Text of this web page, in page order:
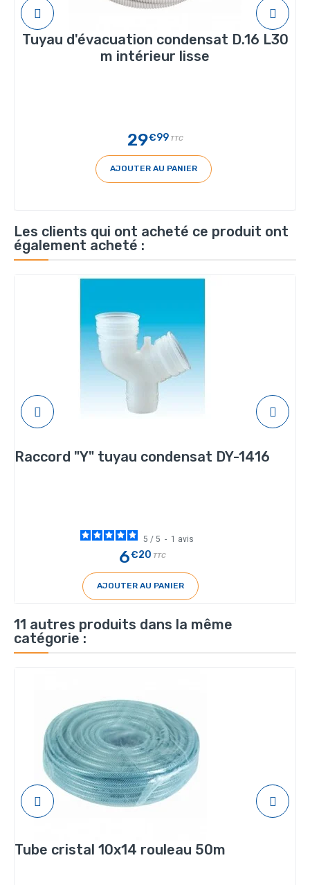
Tuyau d'évacuation condensat D.16 L30
m intérieur lisse
29€99 TTC
AJOUTER AU PANIER
Les clients qui ont acheté ce produit ont
également acheté :
Raccord "Y" tuyau condensat DY-1416
5 / 5 - 1 avis
6€20 TTC
AJOUTER AU PANIER
11 autres produits dans la même
catégorie :
Tube cristal 10x14 rouleau 50m